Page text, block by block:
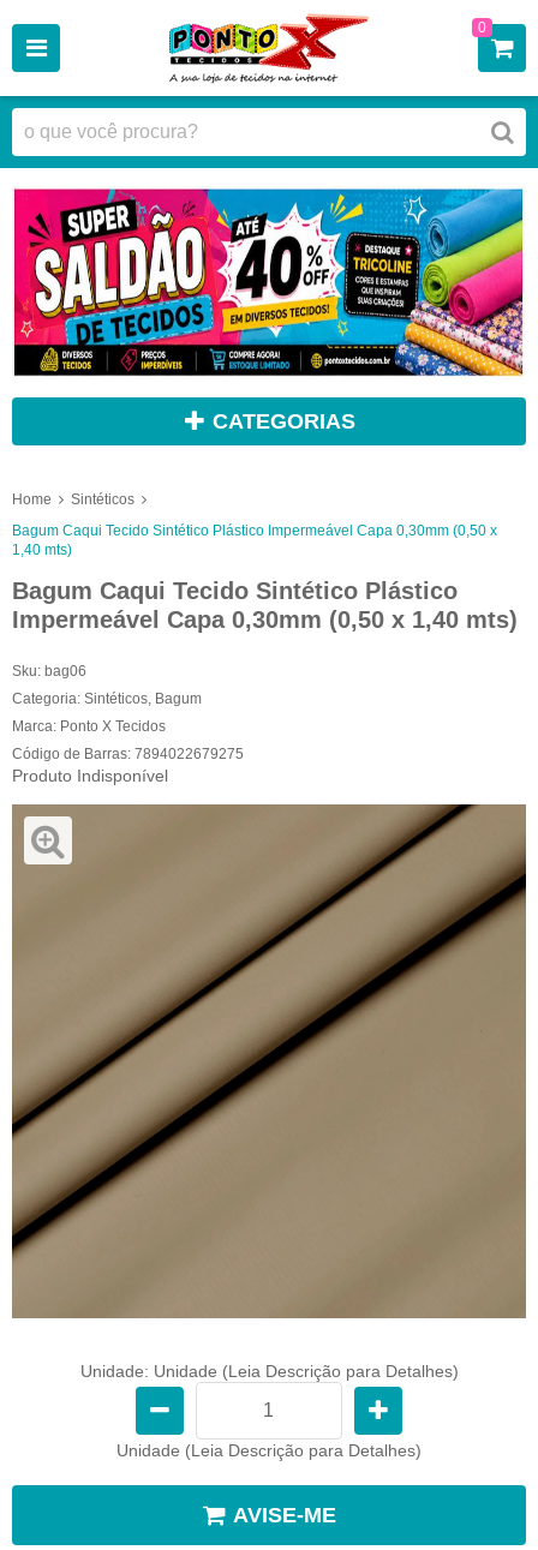
0
CATEGORIAS
Home
Sintéticos
Bagum Caqui Tecido Sintético Plástico Impermeável Capa 0,30mm (0,50 x
1,40 mts)
Bagum Caqui Tecido Sintético Plástico
Impermeável Capa 0,30mm (0,50 x 1,40 mts)
Sku: bag06
Categoria: Sintéticos, Bagum
Marca: Ponto X Tecidos
Código de Barras: 7894022679275
Produto Indisponível
Unidade: Unidade (Leia Descrição para Detalhes)
Unidade (Leia Descrição para Detalhes)
AVISE-ME